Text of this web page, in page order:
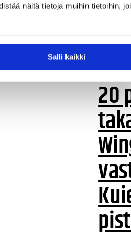
näitä tietoja muihin tietoihin,
Salli kaikki
20